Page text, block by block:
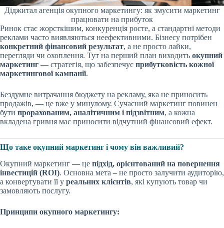
Діджитал агенція окупного маркетингу: як змусити маркетинг
працювати на прибуток
Ринок стає жорсткішим, конкуренція росте, а стандартні методи
реклами часто виявляються неефективними. Бізнесу потрібен
конкретний фінансовий результат, а не просто лайки,
перегляди чи охоплення. Тут на перший план виходить окупний
маркетинг — стратегія, що забезпечує прибутковість кожної
маркетингової кампанії.
Бездумне витрачання бюджету на рекламу, яка не приносить
продажів, — це вже у минулому. Сучасний маркетинг повинен
бути прорахованим, аналітичним і підзвітним, а кожна
вкладена гривня має приносити відчутний фінансовий ефект.
Що таке окупний маркетинг і чому він важливий?
Окупний маркетинг — це підхід, орієнтований на повернення
інвестицій (ROI). Основна мета – не просто залучити аудиторію,
а конвертувати її у реальних клієнтів, які купують товар чи
замовляють послугу.
Принципи окупного маркетингу: